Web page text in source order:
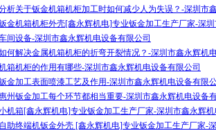
析关于钣金机箱机柜加工时如何减少人为失误？-深圳市
金机箱机柜外壳[鑫永辉机电]专业钣金加工生产厂家-深
间设备-深圳市鑫永辉机电设备有限公司
何解决金属机箱机柜的折弯开裂情况？-深圳市鑫永辉机
箱机柜的作用有哪些-深圳市鑫永辉机电设备有限公司
金加工表面喷漆工艺及作用-深圳市鑫永辉机电设备有限
州钣金加工每个环节都相当重要-深圳市鑫永辉机电设备
机箱[鑫永辉机电]专业钣金加工生产厂家-深圳市鑫永辉
自助终端机钣金外壳 [鑫永辉机电]专业钣金加工生产厂家-